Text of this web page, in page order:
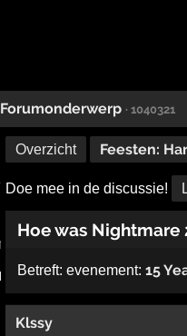
Forumonderwerp · 1040321
Overzicht Feesten:
Doe mee in de discussie!
Hoe was Nightmare
Betreft: evenement: 15
Klssy